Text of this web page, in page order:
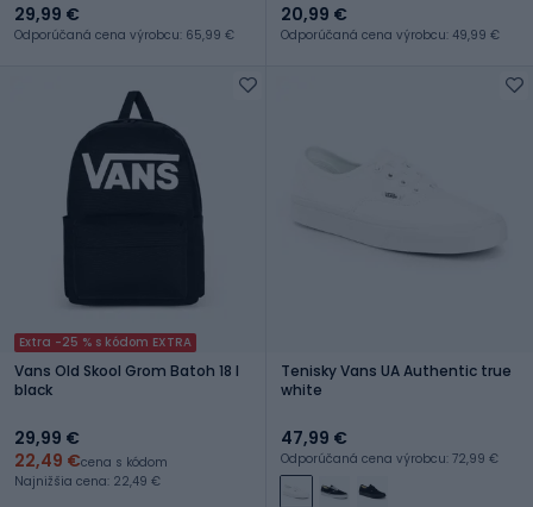
29,99 €
Odporúčaná cena výrobcu: 65,99 €
20,99 €
Odporúčaná cena výrobcu: 49,99 €
Extra -25 % s kódom EXTRA
Vans Old Skool Grom Batoh 18 l
black
29,99 €
22,49 €cena s kódom
Najnižšia cena: 22,49 €
Tenisky Vans UA Authentic true
white
47,99 €
Odporúčaná cena výrobcu: 72,99 €